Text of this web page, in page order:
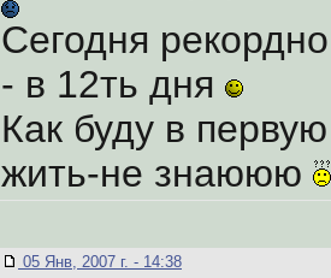
Сегодня
- в 12ть дня
Как буду в
жить-не знаююю
05 Янв, 2007 г. - 14:38